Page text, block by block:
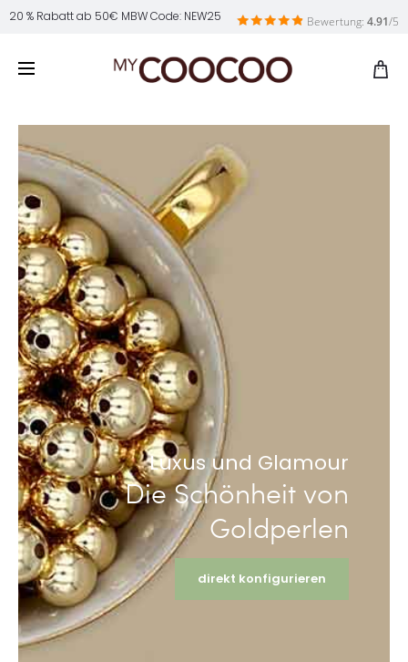
20 % Rabatt ab 50€ MBW Code: NEW25 Bewertung: 4.91/5
Luxus und Glamour
Die Schönheit von
Goldperlen
direkt konfigurieren